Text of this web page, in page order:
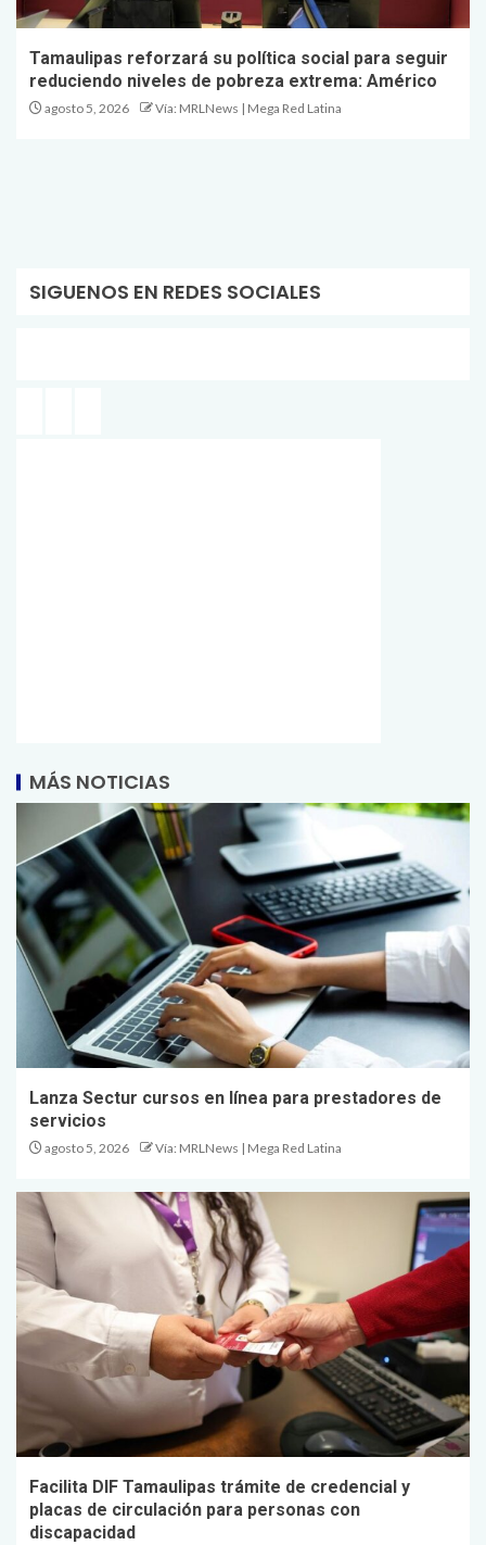
Tamaulipas reforzará su política social para seguir
reduciendo niveles de pobreza extrema: Américo
agosto 5, 2026 Vía: MRLNews | Mega Red Latina
SIGUENOS EN REDES SOCIALES
MÁS NOTICIAS
Lanza Sectur cursos en línea para prestadores de
servicios
agosto 5, 2026 Vía: MRLNews | Mega Red Latina
Facilita DIF Tamaulipas trámite de credencial y
placas de circulación para personas con
discapacidad